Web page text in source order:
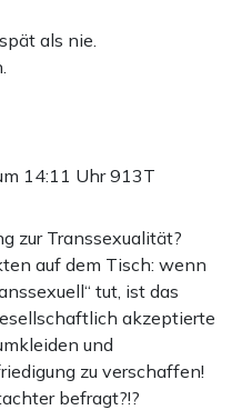
als nie.
14:11 Uhr913T
zur Transsexualität?
auf dem Tisch: wenn
tut, ist das
akzeptierte
und
zu verschaffen!
befragt?!?